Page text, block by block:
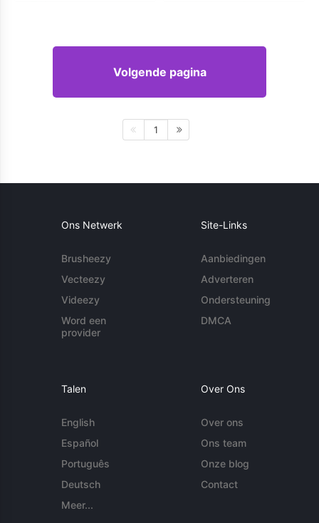
Volgende pagina
1
Ons Netwerk
Brusheezy
Vecteezy
Videezy
Word een
provider
Site-Links
Aanbiedingen
Adverteren
Ondersteuning
DMCA
Talen
English
Español
Português
Deutsch
Meer...
Over Ons
Over ons
Ons team
Onze blog
Contact